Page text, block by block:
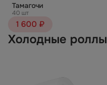
Тамагочи
40 шт
1 600 ₽
Холодные роллы